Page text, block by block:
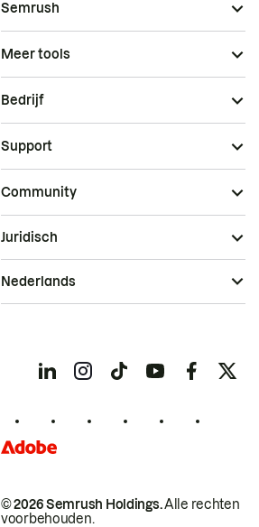
Semrush
Meer tools
Bedrijf
Support
Community
© 2026 Semrush Holdings.Alle rechten
voorbehouden.
Juridisch
Nederlands